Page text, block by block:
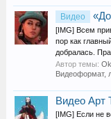
Видео
[IMG] Всем
пор как
добралась.
Автор темы:
Видеоформат,
Видео Арт
[IMG] Если не